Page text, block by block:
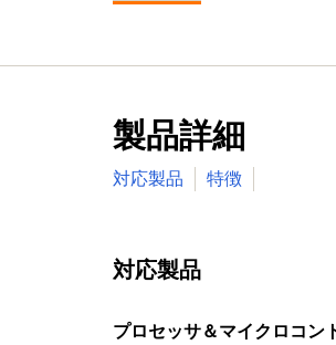
製品詳細
対応製品 特徴
対応製品
プロセッサ＆マイクロコン